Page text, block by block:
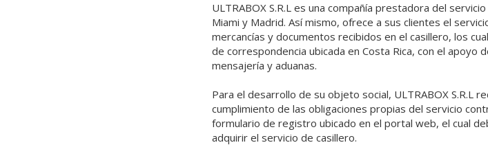
ULTRABOX S.R.L es una compañía prestadora del
Miami y Madrid. Así mismo, ofrece a sus clientes el
mercancías y documentos recibidos en el casillero, los
de correspondencia ubicada en Costa Rica, con el apoyo
mensajería y aduanas.
Para el desarrollo de su objeto social, ULTRABOX S.R.L
cumplimiento de las obligaciones propias del servicio
formulario de registro ubicado en el portal web, el cual
adquirir el servicio de casillero.